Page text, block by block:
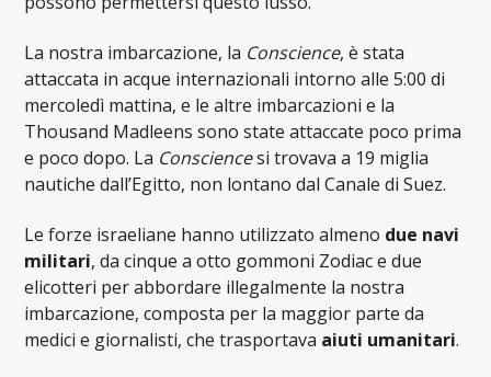
La nostra imbarcazione, la Conscience, è stata
attaccata in acque internazionali intorno alle 5:00 di
mercoledì mattina, e le altre imbarcazioni e la
Thousand Madleens sono state attaccate poco prima
e poco dopo. La Consciencesi trovava a 19 miglia
nautiche dall’Egitto, non lontano dal Canale di Suez.
Le forze israeliane hanno utilizzato almeno due navi
militari, da cinque a otto gommoni Zodiac e due
elicotteri per abbordare illegalmente la nostra
imbarcazione, composta per la maggior parte da
medici e giornalisti, che trasportava aiuti umanitari.